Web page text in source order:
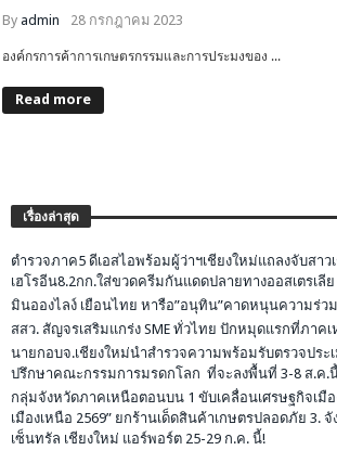
By admin 28 กรกฎาคม 2023
องค์กรการค้าการเกษตรกรรมและการประมงของ ...
Read more
เรื่องล่าสุด
ตำรวจภาค5 ดีเอสไอพร้อมผู้ว่าฯเชียงใหม่แถลงจับสาว
เฮโรอีน8.2กก.ใส่ขวดครีมกันแดดปลายทางออสเตรเลีย
มินอองไลง์ เยือนไทย หารือ”อนุทิน”คาดหนุนความร่ว
สสว. สัญจรเสริมแกร่ง SME ทั่วไทย ปักหมุดแรกที่ภาคเ
นายกอบจ.เชียงใหม่นำสำรวจความพร้อมรับตรวจประ
ปรึกษาคณะกรรมการมรดกโลก ที่จะลงพื้นที่ 3-8 ส.ค.
กลุ่มจังหวัดภาคเหนือตอนบน 1 ขับเคลื่อนเศรษฐกิจเมือ
เมืองเหนือ 2569” ยกร้านเด็ดสินค้าเกษตรปลอดภัย 3.
เซ็นทรัล เชียงใหม่ แอร์พอร์ต 25-29 ก.ค. นี้!